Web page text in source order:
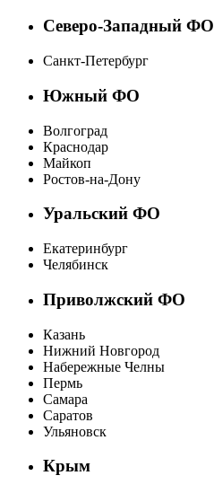
Северо-Западный ФО
Санкт-Петербург
Южный ФО
Волгоград
Краснодар
Майкоп
Ростов-на-Дону
Уральский ФО
Екатеринбург
Челябинск
Приволжский ФО
Казань
Нижний Новгород
Набережные Челны
Пермь
Самара
Саратов
Ульяновск
Крым